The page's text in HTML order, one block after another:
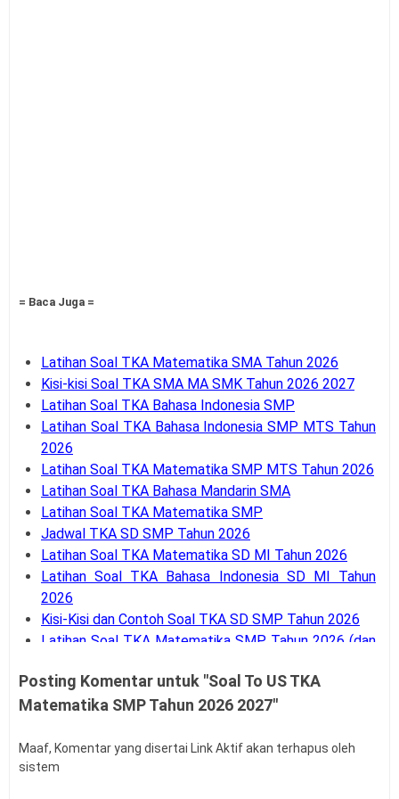
= Baca Juga =
Latihan Soal TKA Matematika SMA Tahun 2026
Kisi-kisi Soal TKA SMA MA SMK Tahun 2026 2027
Latihan Soal TKA Bahasa Indonesia SMP
Latihan Soal TKA Bahasa Indonesia SMP MTS Tahun
2026
Latihan Soal TKA Matematika SMP MTS Tahun 2026
Latihan Soal TKA Bahasa Mandarin SMA
Latihan Soal TKA Matematika SMP
Jadwal TKA SD SMP Tahun 2026
Latihan Soal TKA Matematika SD MI Tahun 2026
Latihan Soal TKA Bahasa Indonesia SD MI Tahun
2026
Kisi-Kisi dan Contoh Soal TKA SD SMP Tahun 2026
Latihan Soal TKA Matematika SMP Tahun 2026 (dan
Buku Saku Latihan Soal TKA Matematika SMP MTs
Latihan Soal TKA Bahasa Inggris SMA SMK Tahun
Latihan Soal TKA Bahasa Indonesia SMA SMK Tahun
2026
Posting Komentar untuk "Soal To US TKA
Matematika SMP Tahun 2026 2027"
Maaf, Komentar yang disertai Link Aktif akan terhapus oleh
sistem